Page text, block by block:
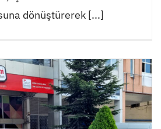
dönüştürerek [...]